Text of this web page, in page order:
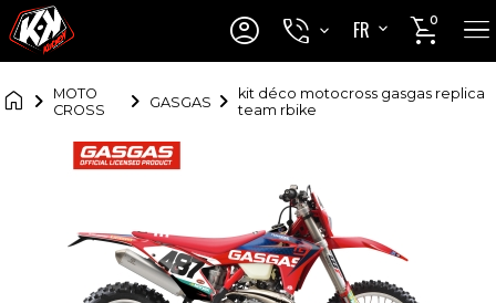
 
FR
EN

0 

MOTO
CROSS
GASGAS
kit déco motocross gasgas replica
team rbike